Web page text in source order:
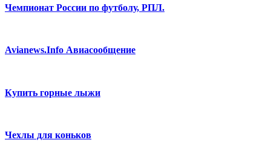
Чемпионат России по футболу, РПЛ.
Avianews.Info Авиасообщение
Купить горные лыжи
Чехлы для коньков